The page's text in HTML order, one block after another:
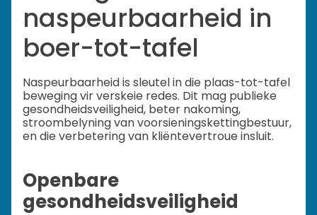
naspeurbaarheid in
boer-tot-tafel
Naspeurbaarheid is sleutel in die plaas-tot-tafel
beweging vir verskeie redes. Dit mag publieke
gesondheidsveiligheid, beter nakoming,
stroombelyning van voorsieningskettingbestuur,
en die verbetering van kliëntevertroue insluit.
Openbare
gesondheidsveiligheid